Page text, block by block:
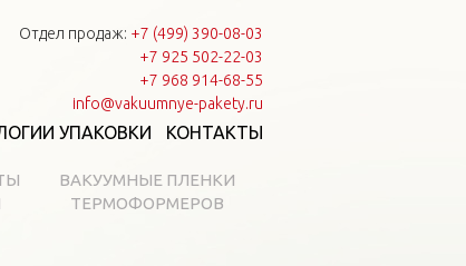
Отдел продаж: +7 (499) 390-08-03
+7 925 502-22-03
+7 968 914-68-55
info@vakuumnye-pakety.ru
УПАКОВКИ КОНТАКТЫ
ВАКУУМНЫЕ ПЛЕНКИ
ТЕРМОФОРМЕРОВ